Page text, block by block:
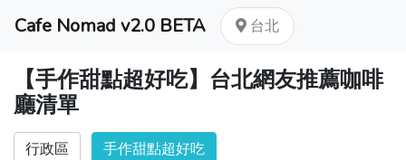
Cafe Nomad v2.0 BETA 台北
【手作甜點超好吃】台北網友推薦咖啡
廳清單
行政區 手作甜點超好吃